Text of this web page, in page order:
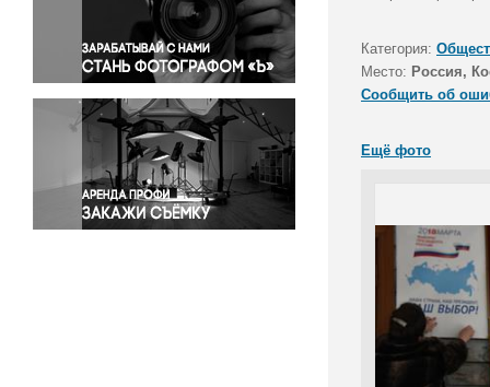
Правосудие
Происшествия и конфликты
Религия
Светская жизнь
Спорт
Экология
Экономика и бизнес
Категория:
Место: Россия,
Сообщить об
Ещё фото